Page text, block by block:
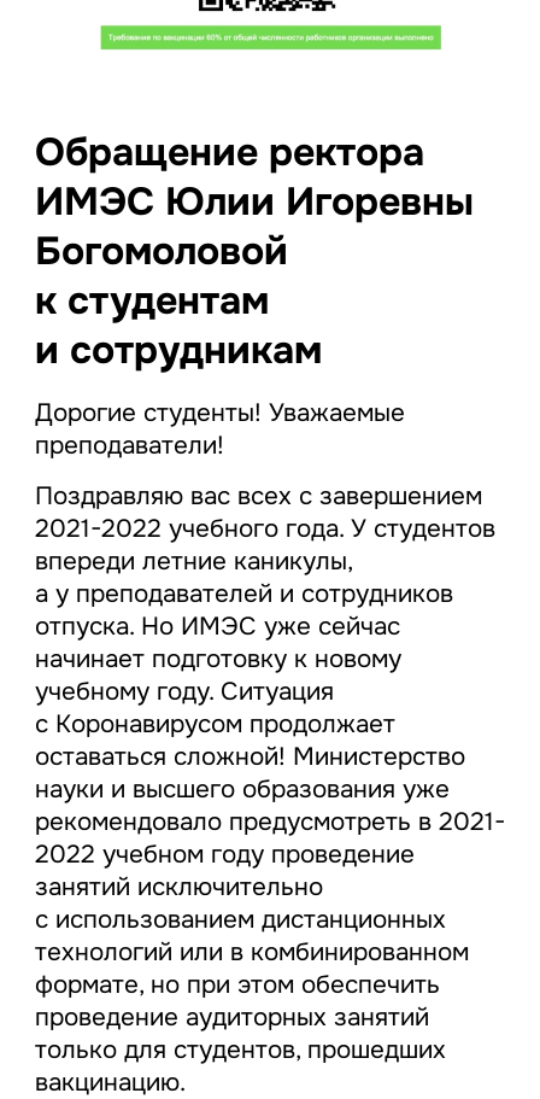
Обращение ректора
ИМЭС Юлии Игоревны
Богомоловой
к студентам
и сотрудникам
Дорогие студенты! Уважаемые
преподаватели!
Поздравляю вас всех с завершением
2021-2022 учебного года. У студентов
впереди летние каникулы,
а у преподавателей и сотрудников
отпуска. Но ИМЭС уже сейчас
начинает подготовку к новому
учебному году. Ситуация
с Коронавирусом продолжает
оставаться сложной! Министерство
науки и высшего образования уже
рекомендовало предусмотреть в 2021-
2022 учебном году проведение
занятий исключительно
с использованием дистанционных
технологий или в комбинированном
формате, но при этом обеспечить
проведение аудиторных занятий
только для студентов, прошедших
вакцинацию.